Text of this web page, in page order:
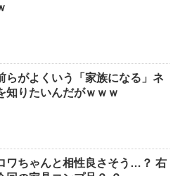
らがよくいう「家族になる」ネ
知りたいんだがｗｗｗ
ワちゃんと相性良さそう…？ 右